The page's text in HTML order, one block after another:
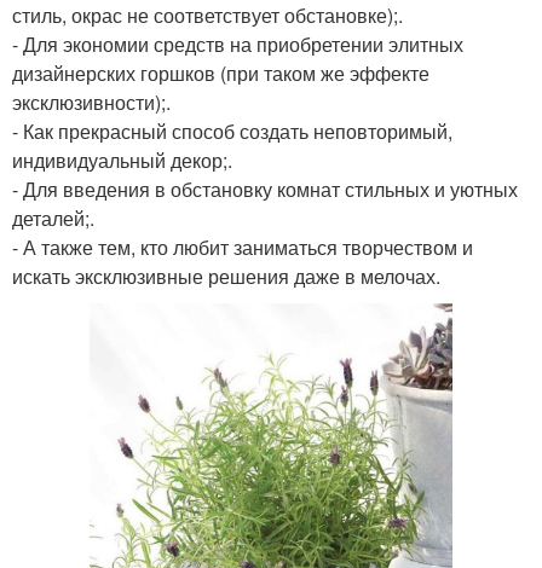
стиль, окрас не соответствует обстановке);.
- Для экономии средств на приобретении элитных
дизайнерских горшков (при таком же эффекте
эксклюзивности);.
- Как прекрасный способ создать неповторимый,
индивидуальный декор;.
- Для введения в обстановку комнат стильных и уютных
деталей;.
- А также тем, кто любит заниматься творчеством и
искать эксклюзивные решения даже в мелочах.